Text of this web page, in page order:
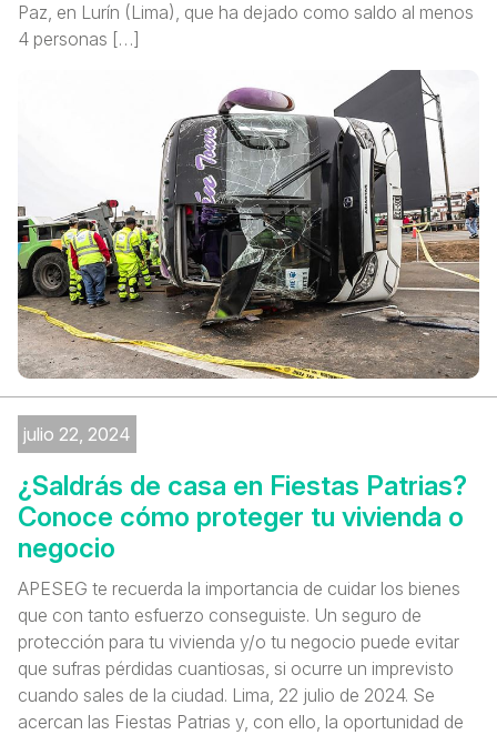
Paz, en Lurín (Lima), que ha dejado como saldo al menos
4 personas […]
julio 22, 2024
¿Saldrás de casa en Fiestas Patrias?
Conoce cómo proteger tu vivienda o
negocio
APESEG te recuerda la importancia de cuidar los bienes
que con tanto esfuerzo conseguiste. Un seguro de
protección para tu vivienda y/o tu negocio puede evitar
que sufras pérdidas cuantiosas, si ocurre un imprevisto
cuando sales de la ciudad. Lima, 22 julio de 2024. Se
acercan las Fiestas Patrias y, con ello, la oportunidad de